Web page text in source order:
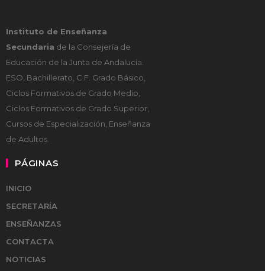
Instituto de Enseñanza
Secundaria de la Consejería de
Educación de la Junta de Andalucía.
ESO, Bachillerato, C.F. Grado Básico,
Ciclos Formativos de Grado Medio,
Ciclos Formativos de Grado Superior,
Cursos de Especialización, Enseñanza
de Adultos.
PÁGINAS
INICIO
SECRETARÍA
ENSEÑANZAS
CONTACTA
NOTICIAS